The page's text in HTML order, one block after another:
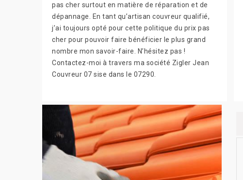
pas cher surtout en matière de réparation et de
dépannage. En tant qu’artisan couvreur qualifié,
j’ai toujours opté pour cette politique du prix pas
cher pour pouvoir faire bénéficier le plus grand
nombre mon savoir-faire. N’hésitez pas !
Contactez-moi à travers ma société Zigler Jean
Couvreur 07 sise dans le 07290.